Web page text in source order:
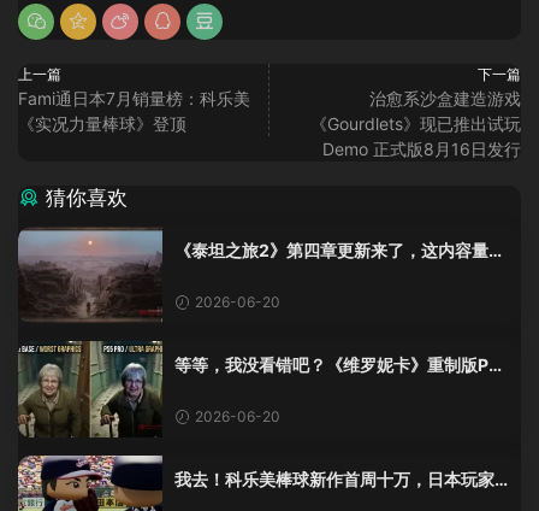
上一篇
Fami通日本7月销量榜：科乐美
《实况力量棒球》登顶
下一篇
治愈系沙盒建造游戏
《Gourdlets》现已推出试玩
Demo 正式版8月16日发行
猜你喜欢
《泰坦之旅2》第四章更新来了，这内容量感
2026-06-20
等等，我没看错吧？《维罗妮卡》重制版PS
2026-06-20
我去！科乐美棒球新作首周十万，日本玩家